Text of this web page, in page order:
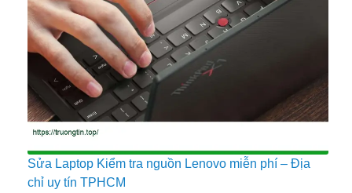
Sửa Laptop Kiểm tra nguồn Lenovo miễn phí – Địa
chỉ uy tín TPHCM